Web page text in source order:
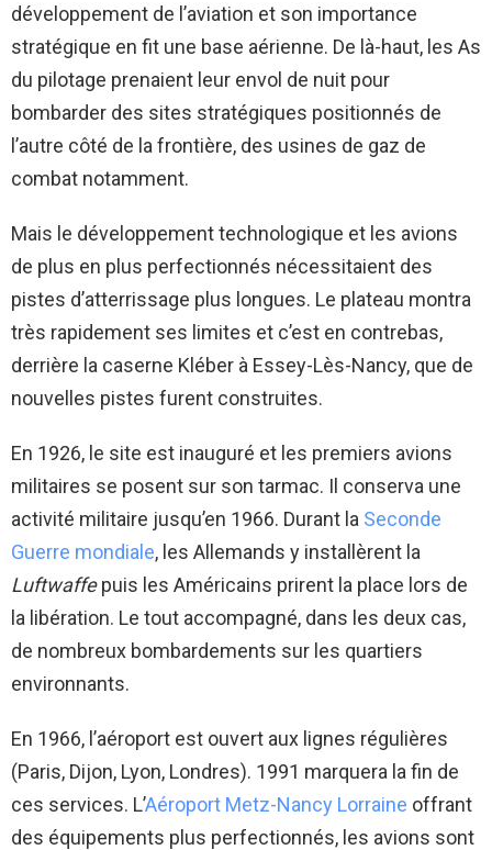
développement de l’aviation et son importance
stratégique en fit une base aérienne. De là-haut, les As
du pilotage prenaient leur envol de nuit pour
bombarder des sites stratégiques positionnés de
l’autre côté de la frontière, des usines de gaz de
combat notamment.
Mais le développement technologique et les avions
de plus en plus perfectionnés nécessitaient des
pistes d’atterrissage plus longues. Le plateau montra
très rapidement ses limites et c’est en contrebas,
derrière la caserne Kléber à Essey-Lès-Nancy, que de
nouvelles pistes furent construites.
En 1926, le site est inauguré et les premiers avions
militaires se posent sur son tarmac. Il conserva une
activité militaire jusqu’en 1966. Durant la Seconde
Guerre mondiale, les Allemands y installèrent la
Luftwaffepuis les Américains prirent la place lors de
la libération. Le tout accompagné, dans les deux cas,
de nombreux bombardements sur les quartiers
environnants.
En 1966, l’aéroport est ouvert aux lignes régulières
(Paris, Dijon, Lyon, Londres). 1991 marquera la fin de
ces services. L’Aéroport Metz-Nancy Lorraine offrant
des équipements plus perfectionnés, les avions sont